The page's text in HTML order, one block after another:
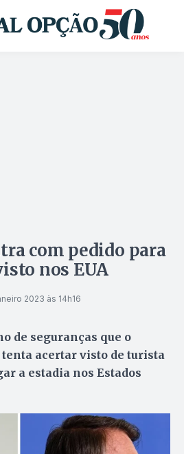
com pedido para
nos EUA
2023 às 14h16
de seguranças que o
acertar visto de turista
a estadia nos Estados